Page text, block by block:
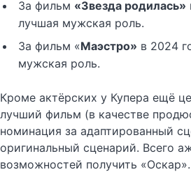
За фильм «Звезда родилась»
лучшая мужская роль.
За фильм «Маэстро» в 2024
мужская роль.
Кроме актёрских у Купера ещё
лучший фильм (в качестве
номинация за адаптированный
оригинальный сценарий. Всего
возможностей получить